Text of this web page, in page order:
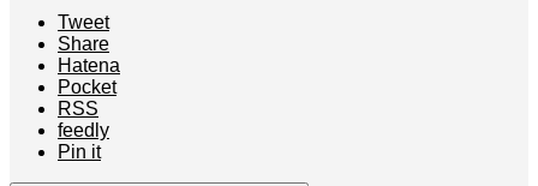
Tweet
Share
Hatena
Pocket
RSS
feedly
Pin it